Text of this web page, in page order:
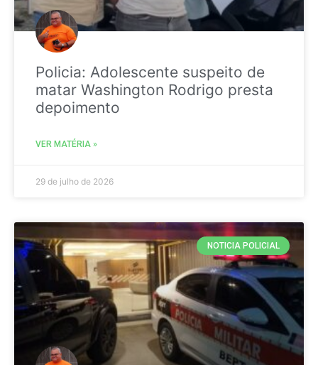
Policia: Adolescente suspeito de
matar Washington Rodrigo presta
depoimento
VER MATÉRIA »
29 de julho de 2026
NOTICIA POLICIAL